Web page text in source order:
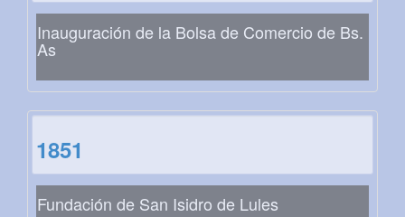
Inauguración de la Bolsa de Comercio de Bs.
As
1851
Fundación de San Isidro de Lules